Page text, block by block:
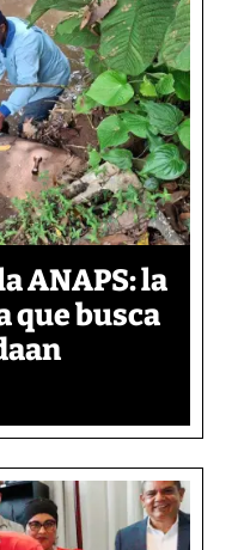
ANAPS: la
que busca